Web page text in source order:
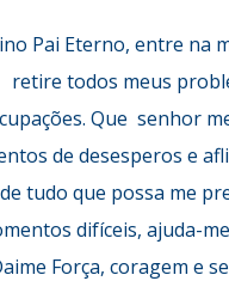
Pai Eterno, entre na
retire todos meus
Que senhor
de desesperos e
tudo que possa me
difíceis, ajuda-
Força, coragem e